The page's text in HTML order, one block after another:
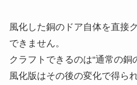
風化した銅のドア自体を直接
できません。
クラフトできるのは“通常の銅
風化版はその後の変化で得られ